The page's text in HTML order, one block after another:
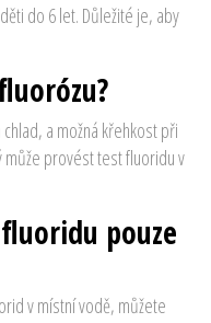
do 6 let. Důležité je, aby
a možná křehkost při
může provést test fluoridu v
pouze
v místní vodě, můžete